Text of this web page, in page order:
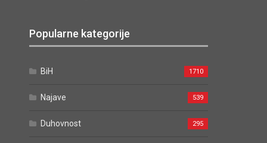
Popularne kategorije
BiH 1710
Najave 539
Duhovnost 295